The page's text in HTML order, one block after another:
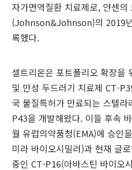
자가면역질환 치료제로, 얀센의
(Johnson&Johnson)의 2019
록했다.
셀트리온은 포트폴리오 확장을
및 만성 두드러기 치료제 CT-
국 물질특허가 만료되는 스텔
P43을 개발해왔다. 이들 후속
월 유럽의약품청(EMA)에 승인
미라 바이오시밀러)과 현재 글
중인 CT-P16(아바스틴 바이오